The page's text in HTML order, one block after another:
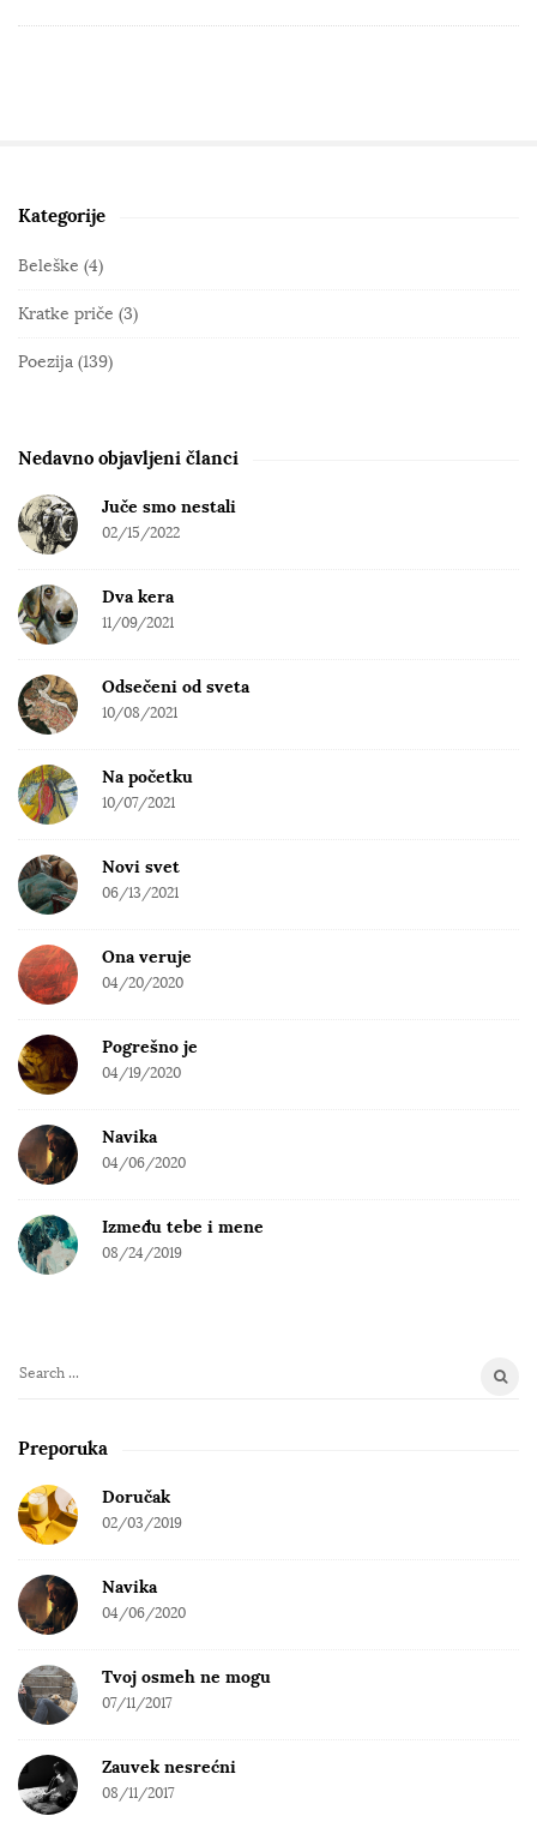
S
i
e
S
e
a
r
Kategorije
Beleške (4)
Kratke priče (3)
Poezija (139)
Nedavno objavljeni članci
Juče smo nestali
02/15/2022
Dva kera
11/09/2021
Odsečeni od sveta
10/08/2021
Na početku
10/07/2021
Novi svet
06/13/2021
Ona veruje
04/20/2020
Pogrešno je
04/19/2020
Navika
04/06/2020
Između tebe i mene
08/24/2019
S
a
c
h
r
Preporuka
Doručak
02/03/2019
Navika
04/06/2020
Tvoj osmeh ne mogu
07/11/2017
Zauvek nesrećni
08/11/2017